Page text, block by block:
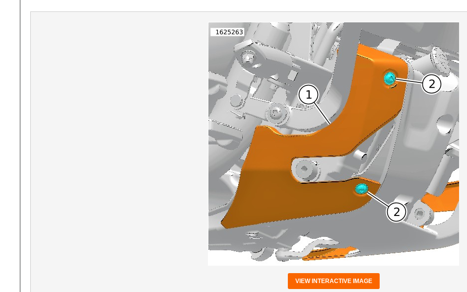
VIEW INTERACTIVE IMAGE